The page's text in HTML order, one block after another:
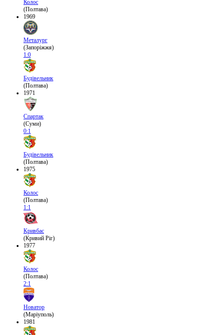
Колос
(Полтава)
1969
Металург
(Запоріжжя)
1:0
Будівельник
(Полтава)
1971
Спартак
(Суми)
0:1
Будівельник
(Полтава)
1975
Колос
(Полтава)
1:1
Кривбас
(Кривий Ріг)
1977
Колос
(Полтава)
2:1
Новатор
(Маріуполь)
1981